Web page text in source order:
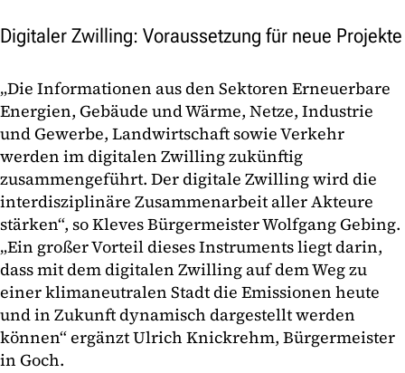
Digitaler Zwilling: Voraussetzung für neue Projekte
„Die Informationen aus den Sektoren Erneuerbare
Energien, Gebäude und Wärme, Netze, Industrie
und Gewerbe, Landwirtschaft sowie Verkehr
werden im digitalen Zwilling zukünftig
zusammengeführt. Der digitale Zwilling wird die
interdisziplinäre Zusammenarbeit aller Akteure
stärken“, so Kleves Bürgermeister Wolfgang Gebing.
„Ein großer Vorteil dieses Instruments liegt darin,
dass mit dem digitalen Zwilling auf dem Weg zu
einer klimaneutralen Stadt die Emissionen heute
und in Zukunft dynamisch dargestellt werden
können“ ergänzt Ulrich Knickrehm, Bürgermeister
in Goch.